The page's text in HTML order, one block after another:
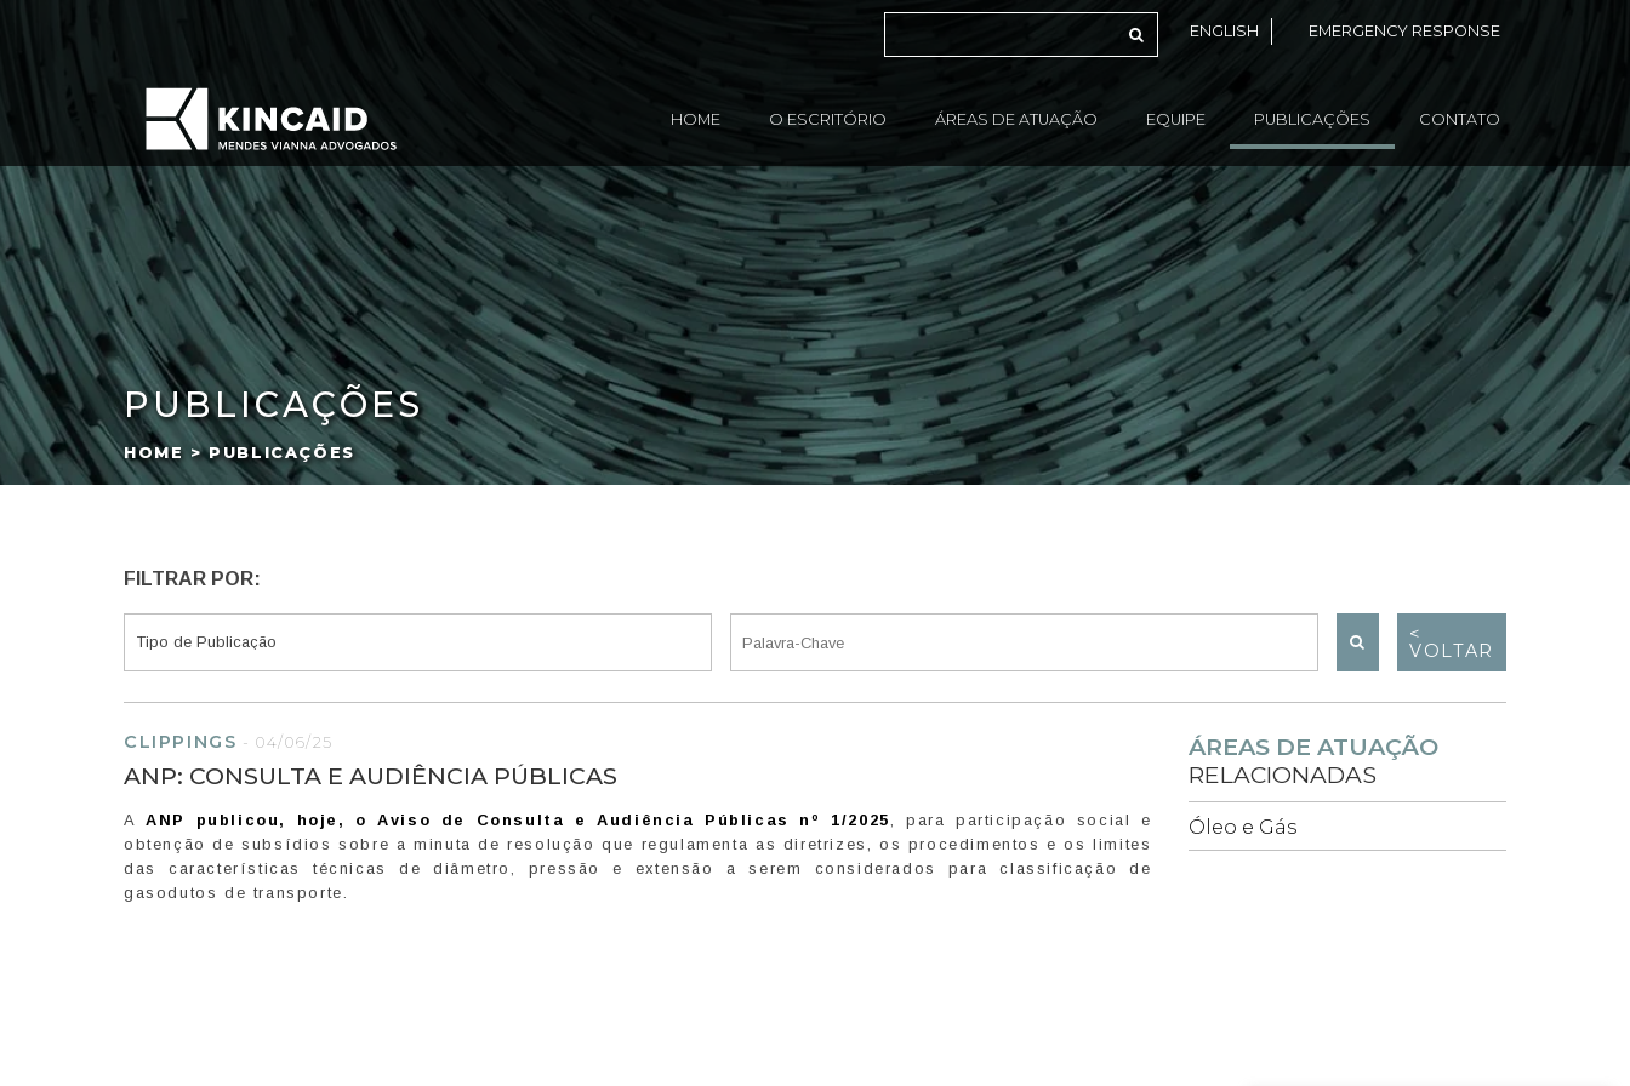
ENGLISH EMERGENCY RESPONSE
HOME O ESCRITÓRIO ÁREAS DE ATUAÇÃO EQUIPE PUBLICAÇÕES CONTATO
PUBLICAÇÕES
HOME > PUBLICAÇÕES
FILTRAR POR:
<
VOLTAR
CLIPPINGS -04/06/25
ANP: CONSULTA E AUDIÊNCIA PÚBLICAS
AANP publicou, hoje, o Aviso de Consulta e Audiência Públicas nº 1/2025, para participação social e
obtenção de subsídios sobre a minuta de resolução que regulamenta as diretrizes, os procedimentos e os limites
das características técnicas de diâmetro, pressão e extensão a serem considerados para classificação de
gasodutos de transporte.
ÁREAS DE ATUAÇÃO
RELACIONADAS
Óleo e Gás